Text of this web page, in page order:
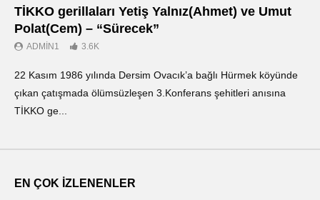
TİKKO gerillaları Yetiş Yalnız(Ahmet) ve Umut
Polat(Cem) – “Sürecek”
ADMIN1 3.6K
22 Kasım 1986 yılında Dersim Ovacık’a bağlı Hürmek köyünde
çıkan çatışmada ölümsüzleşen 3.Konferans şehitleri anısına
TİKKO ge...
EN ÇOK İZLENENLER